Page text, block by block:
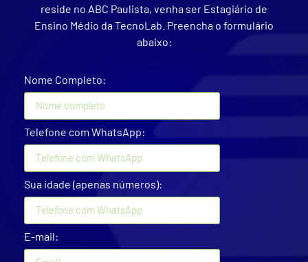
reside no ABC Paulista, venha ser Estagiário de
Ensino Médio da TecnoLab. Preencha o formulário
abaixo:
Nome Completo:
Telefone com WhatsApp:
Sua idade (apenas números):
E-mail: